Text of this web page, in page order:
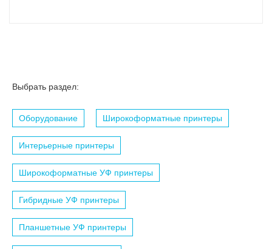
Выбрать раздел:
Оборудование Широкоформатные принтеры
Интерьерные принтеры
Широкоформатные УФ принтеры
Гибридные УФ принтеры
Планшетные УФ принтеры